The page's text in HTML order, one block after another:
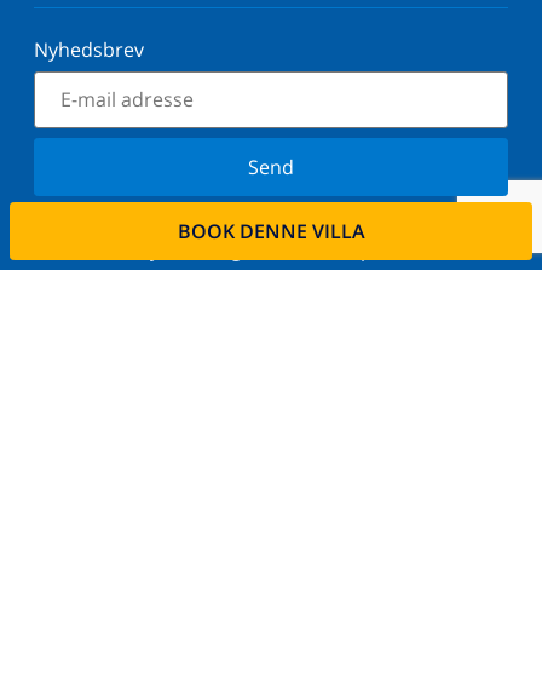
BOOK DENNE VILLA
Nyhedsbrev
Send
Tilmeld dig vores nyhedsbrev og bliv orienteret om
privatliv.